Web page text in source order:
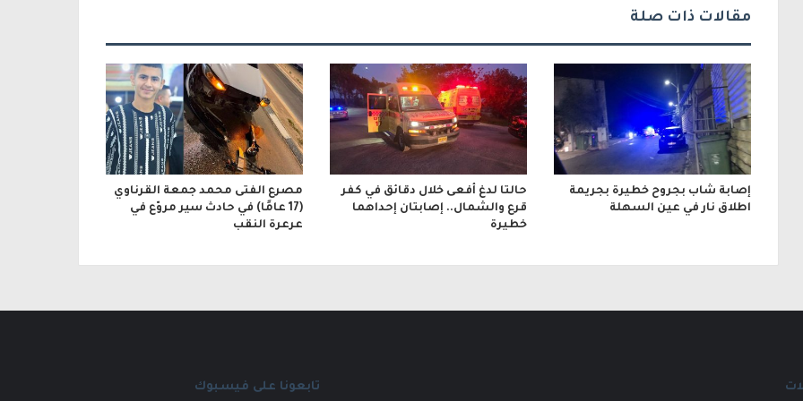
و
ن
ي
مقالات ذات صلة
إصابة شاب بجروح خطيرة بجريمة
اطلاق نار في عين السهلة
حالتا لدغ أفعى خلال دقائق في كفر
قرع والشمال.. إصابتان إحداهما
خطيرة
مصرع الفتى محمد جمعة القرناوي
(17 عامًا) في حادث سير مروّع في
عرعرة النقب
تابعونا على فيسبوك